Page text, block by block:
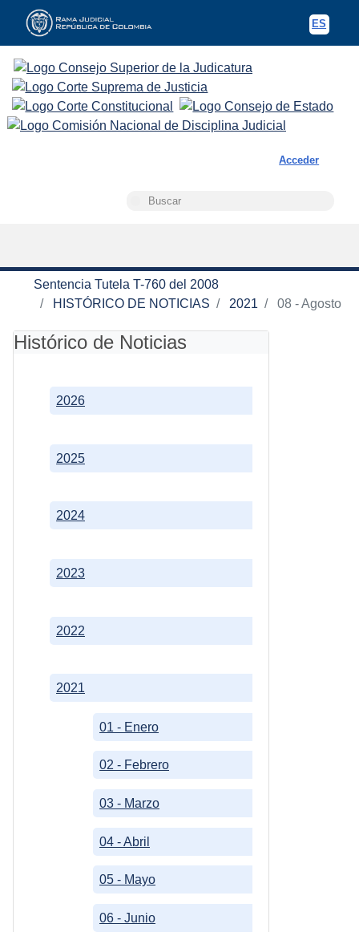
ES
Acceder
Buscar
Sentencia Tutela T-760 del 2008
HISTÓRICO DE NOTICIAS
2021 08 - Agosto
Histórico de Noticias
2021
01 - Enero
02 - Febrero
03 - Marzo
04 - Abril
05 - Mayo
06 - Junio
2022
2023
2024
2025
2026